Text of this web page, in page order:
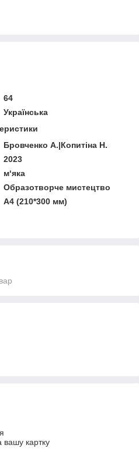
64
Українська
Бровченко А.|Копитіна Н.
2023
м‘яка
Образотворче мистецтво
А4 (210*300 мм)
вашу картку